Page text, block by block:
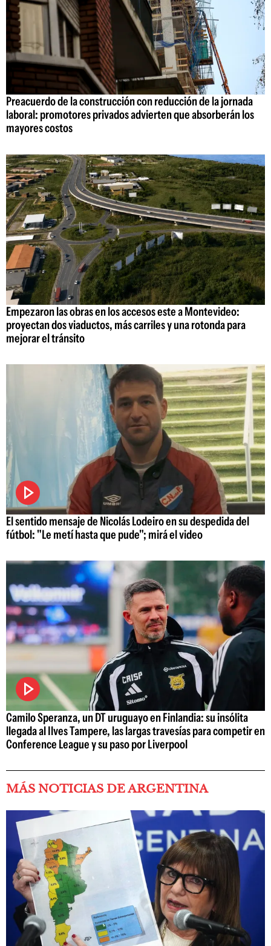
Preacuerdo de la construcción con reducción de la jornada
laboral: promotores privados advierten que absorberán los
mayores costos
Empezaron las obras en los accesos este a Montevideo:
proyectan dos viaductos, más carriles y una rotonda para
mejorar el tránsito
El sentido mensaje de Nicolás Lodeiro en su despedida del
fútbol: "Le metí hasta que pude"; mirá el video
Camilo Speranza, un DT uruguayo en Finlandia: su insólita
llegada al Ilves Tampere, las largas travesías para competir en
Conference League y su paso por Liverpool
MÁS NOTICIAS DE ARGENTINA